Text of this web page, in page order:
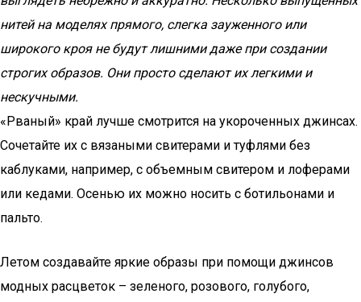
нитей на моделях прямого, слегка зауженного или
широкого кроя не будут лишними даже при создании
строгих образов. Они просто сделают их легкими и
нескучными.
«Рваный» край лучше смотрится на укороченных джинсах.
Сочетайте их с вязаными свитерами и туфлями без
каблуками, например, с объемным свитером и лоферами
или кедами. Осенью их можно носить с ботильонами и
пальто.
Летом создавайте яркие образы при помощи джинсов
модных расцветок – зеленого, розового, голубого,